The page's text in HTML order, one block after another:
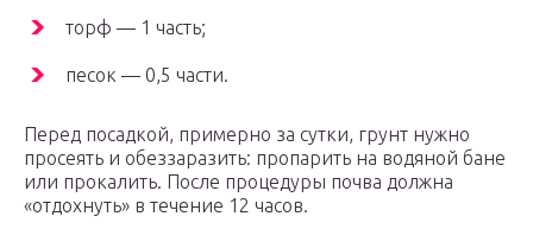
торф — 1 часть;
песок — 0,5 части.
Перед посадкой, примерно за сутки, грунт нужно
просеять и обеззаразить: пропарить на водяной бане
или прокалить. После процедуры почва должна
«отдохнуть» в течение 12 часов.